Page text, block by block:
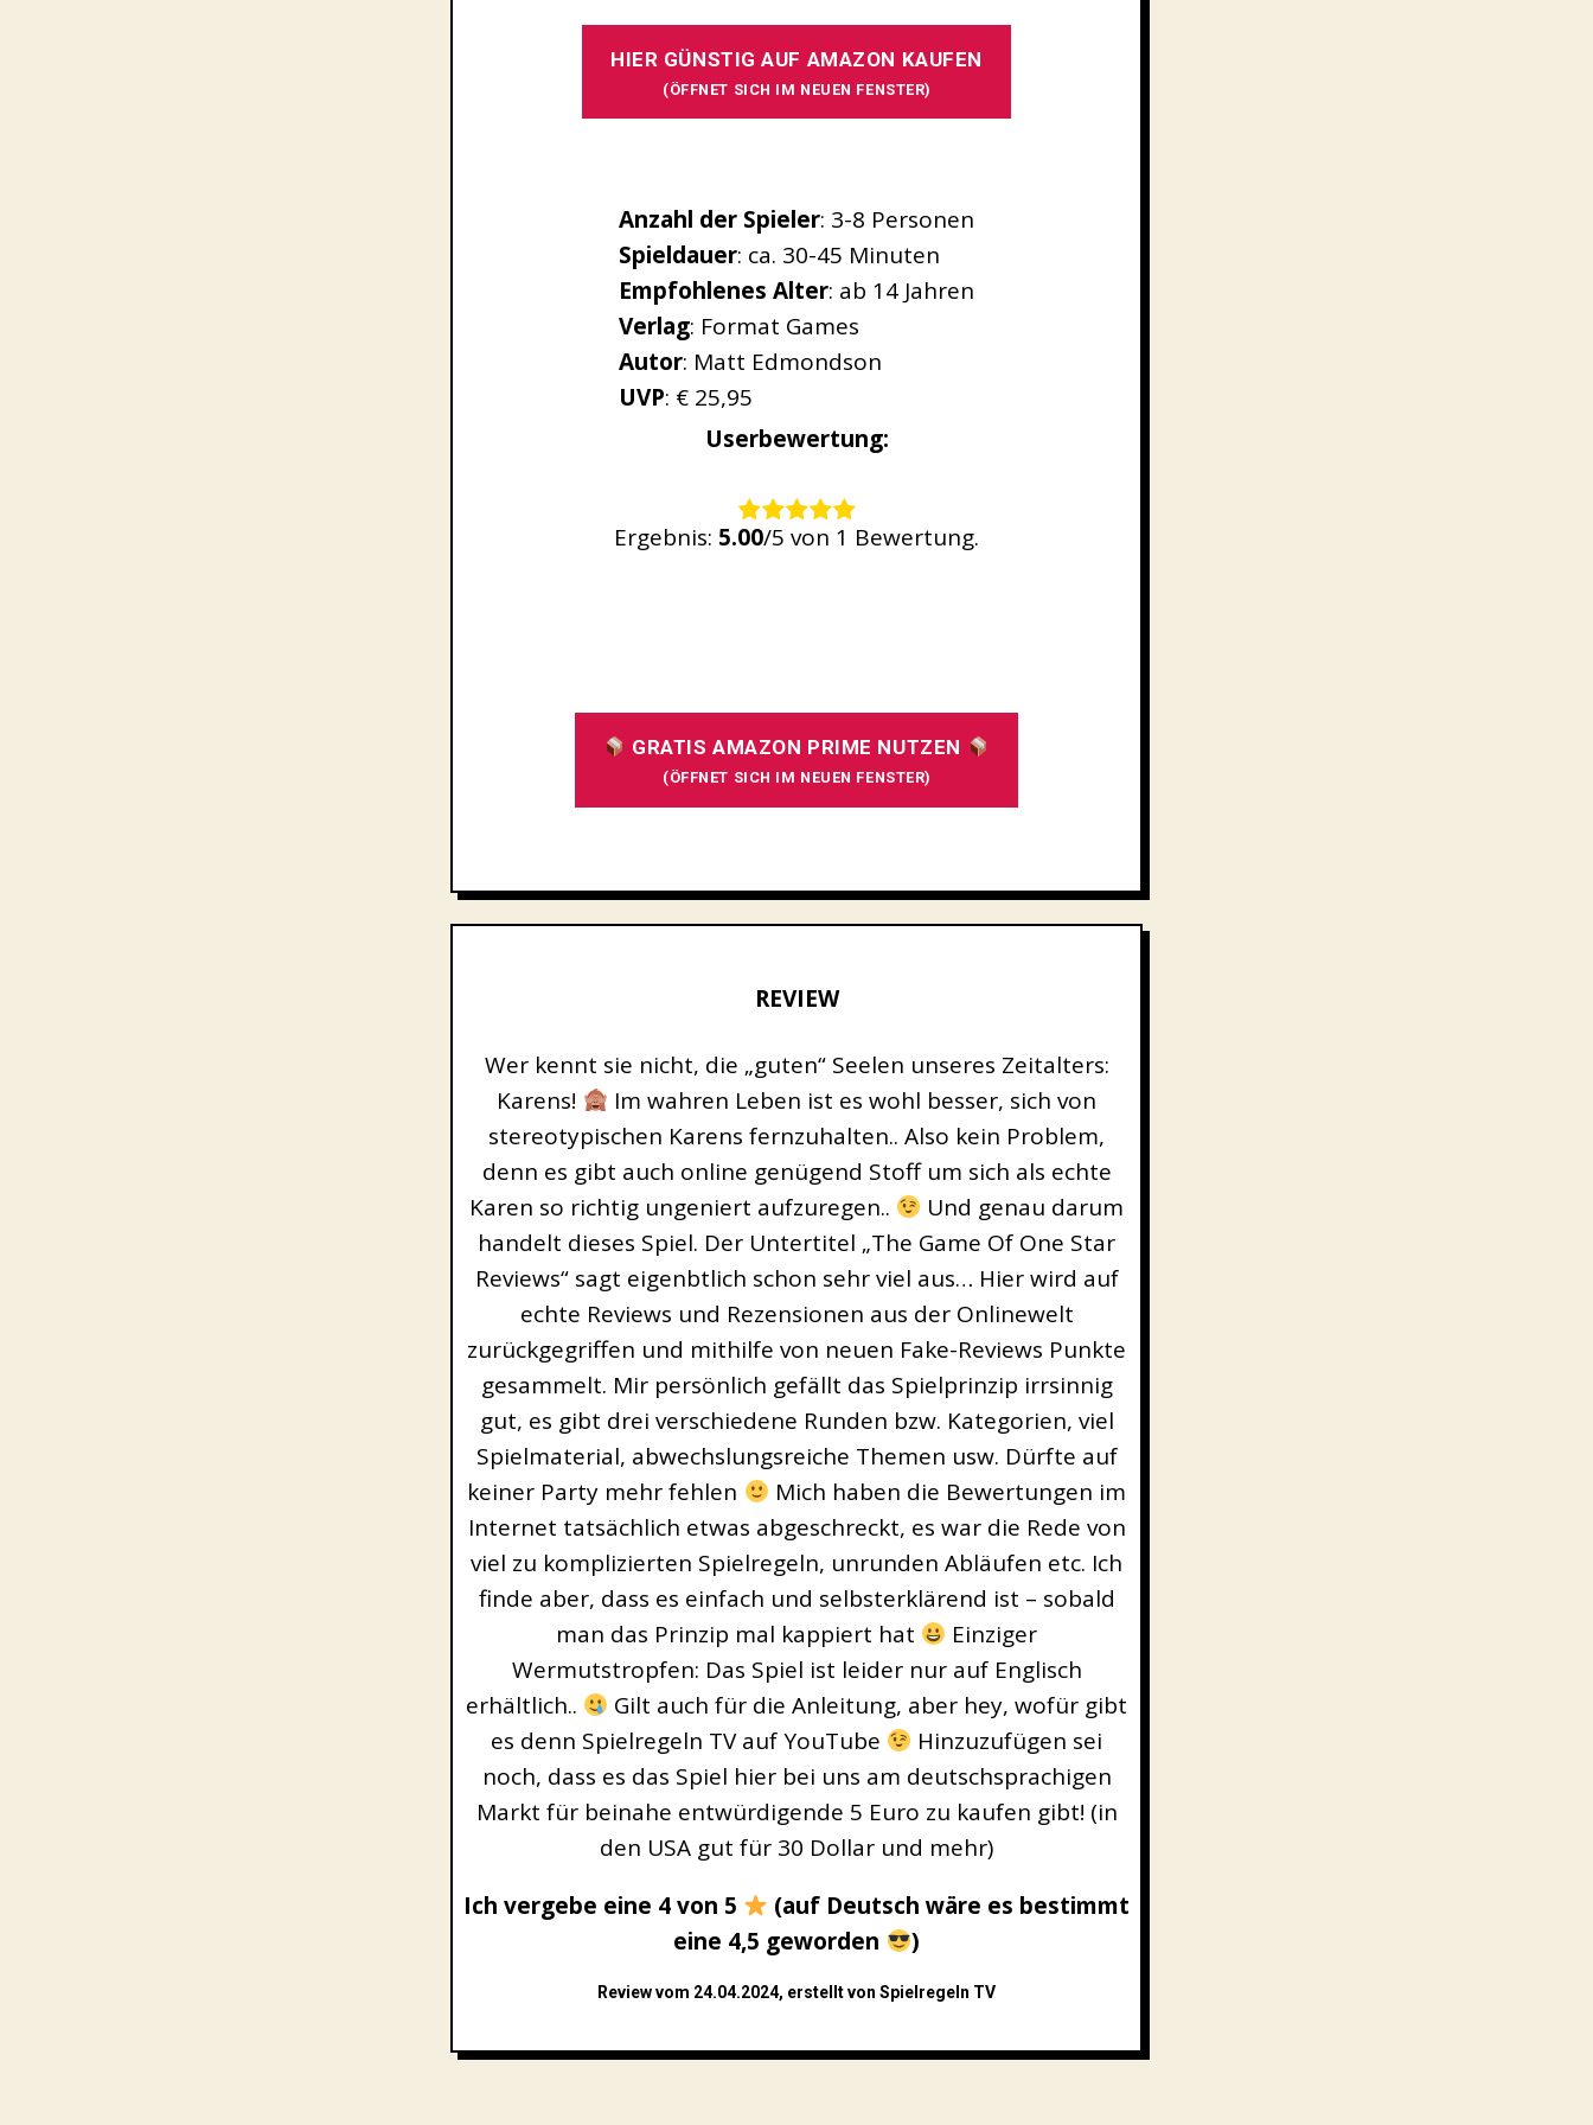
HIER GÜNSTIG AUF AMAZON KAUFEN
(ÖFFNET SICH IM NEUEN FENSTER)
Anzahl der Spieler: 3-8 Personen
Spieldauer: ca. 30-45 Minuten
Empfohlenes Alter: ab 14 Jahren
Verlag: Format Games
Autor: Matt Edmondson
UVP: € 25,95
Userbewertung:
Ergebnis: 5.00/5 von 1 Bewertung.
GRATIS AMAZON PRIME NUTZEN
(ÖFFNET SICH IM NEUEN FENSTER)
REVIEW
Wer kennt sie nicht, die „guten“ Seelen unseres Zeitalters:
Karens!
Im wahren Leben ist es wohl besser, sich von
stereotypischen Karens fernzuhalten.. Also kein Problem,
denn es gibt auch online genügend Stoff um sich als echte
Karen so richtig ungeniert aufzuregen..
Und genau darum
handelt dieses Spiel. Der Untertitel „The Game Of One Star
Reviews“ sagt eigenbtlich schon sehr viel aus… Hier wird auf
echte Reviews und Rezensionen aus der Onlinewelt
zurückgegriffen und mithilfe von neuen Fake-Reviews Punkte
gesammelt. Mir persönlich gefällt das Spielprinzip irrsinnig
gut, es gibt drei verschiedene Runden bzw. Kategorien, viel
Spielmaterial, abwechslungsreiche Themen usw. Dürfte auf
keiner Party mehr fehlen
Mich haben die Bewertungen im
Internet tatsächlich etwas abgeschreckt, es war die Rede von
viel zu komplizierten Spielregeln, unrunden Abläufen etc. Ich
finde aber, dass es einfach und selbsterklärend ist – sobald
man das Prinzip mal kappiert hat
Einziger
Wermutstropfen: Das Spiel ist leider nur auf Englisch
erhältlich..
Gilt auch für die Anleitung, aber hey, wofür gibt
es denn Spielregeln TV auf YouTube
Hinzuzufügen sei
noch, dass es das Spiel hier bei uns am deutschsprachigen
Markt für beinahe entwürdigende 5 Euro zu kaufen gibt! (in
den USA gut für 30 Dollar und mehr)
Ich vergebe eine 4 von 5
(auf Deutsch wäre es bestimmt
eine 4,5 geworden
)
Review vom 24.04.2024, erstellt von Spielregeln TV